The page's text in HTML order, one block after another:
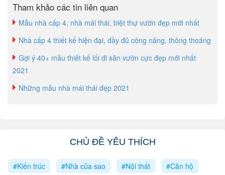
Tham khảo các tin liên quan
Mẫu nhà cấp 4, nhà mái thái, biệt thự vườn đẹp mới nhất
Nhà cấp 4 thiết kế hiện đại, đầy đủ công năng, thông thoáng
Gợi ý 40+ mẫu thiết kế lối đi sân vườn cực đẹp mới nhất
2021
Những mẫu nhà mái thái đẹp 2021
CHỦ ĐỀ YÊU THÍCH
#Kiến trúc #Nhà của sao #Nội thất
#Căn hộ